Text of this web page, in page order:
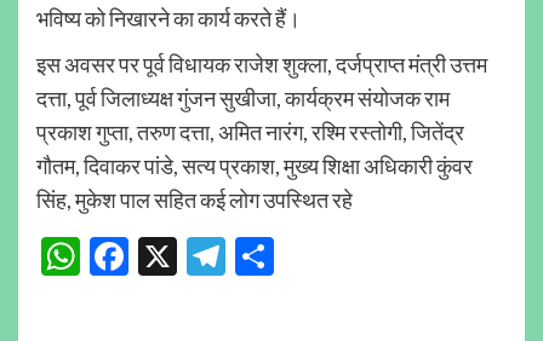
भविष्य को निखारने का कार्य करते हैं।
इस अवसर पर पूर्व विधायक राजेश शुक्ला, दर्जप्राप्त मंत्री उत्तम
दत्ता, पूर्व जिलाध्यक्ष गुंजन सुखीजा, कार्यक्रम संयोजक राम
प्रकाश गुप्ता, तरुण दत्ता, अमित नारंग, रश्मि रस्तोगी, जितेंद्र
गौतम, दिवाकर पांडे, सत्य प्रकाश, मुख्य शिक्षा अधिकारी कुंवर
सिंह, मुकेश पाल सहित कई लोग उपस्थित रहे
WhatsApp
Facebook
X Telegram